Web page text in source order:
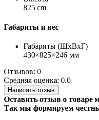
825 cm
Габариты и вес
Габариты (ШхВхГ)
430×825×246 мм
Отзывов: 0
Средняя оценка: 0.0
Написать отзыв
Оставить отзыв о товаре
Так мы формируем